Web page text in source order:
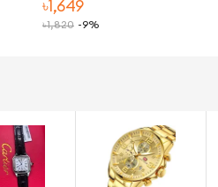
and 100 Plus Sports
Modes
৳1,649
৳1,820 -9%